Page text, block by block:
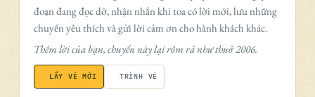
đoạn đang đọc dở, nhận nhắn khi toa có lời mới, lưu những
chuyến yêu thích và gửi lời cảm ơn cho hành khách khác.
Thêm lời của bạn, chuyến này lại rôm rả như thuở 2006.
LẤY VÉ MỚI TRÌNH VÉ